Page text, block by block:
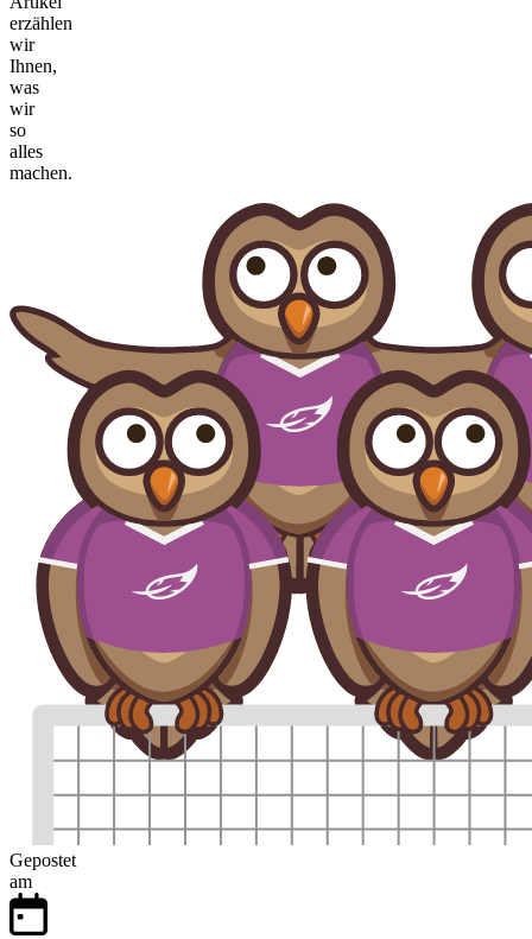
erzählen
wir
Ihnen,
was
wir
so
alles
machen.
Gepostet
am